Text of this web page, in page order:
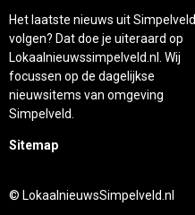
Het laatste nieuws uit Simpelveld
volgen? Dat doe je uiteraard op
Lokaalnieuwssimpelveld.nl. Wij
focussen op de dagelijkse
nieuwsitems van omgeving
Simpelveld.
Sitemap
© LokaalnieuwsSimpelveld.nl